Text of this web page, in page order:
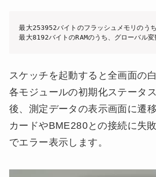
最大253952バイトのフラッシュメモリのう
最大8192バイトのRAMのうち、グローバル
スケッチを起動すると全画面の
各モジュールの初期化ステータ
後、測定データの表示画面に遷
カードやBME280との接続に失
でエラー表示します。